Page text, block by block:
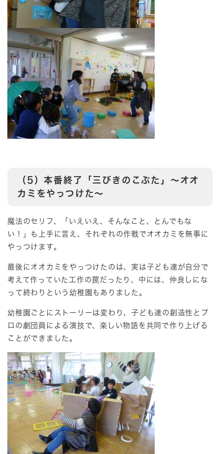
（5）本番終了「三びきのこぶた」～オオ
カミをやっつけた～
魔法のセリフ、「いえいえ、そんなこと、とんでもな
い！」も上手に言え、それぞれの作戦でオオカミを無事に
やっつけます。
最後にオオカミをやっつけたのは、実は子ども達が自分で
考えて作っていた工作の罠だったり、中には、仲良しにな
って終わりという幼稚園もありました。
幼稚園ごとにストーリーは変わり、子ども達の創造性とプ
ロの劇団員による演技で、楽しい物語を共同で作り上げる
ことができました。